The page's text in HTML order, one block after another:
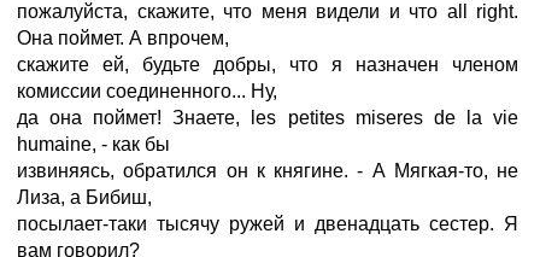
пожалуйста, скажите, что меня видели и что all right.
Она поймет. А впрочем,
скажите ей, будьте добры, что я назначен членом
комиссии соединенного... Ну,
да она поймет! Знаете, les petites miseres de la vie
humaine, - как бы
извиняясь, обратился он к княгине. - А Мягкая-то, не
Лиза, а Бибиш,
посылает-таки тысячу ружей и двенадцать сестер. Я
вам говорил?